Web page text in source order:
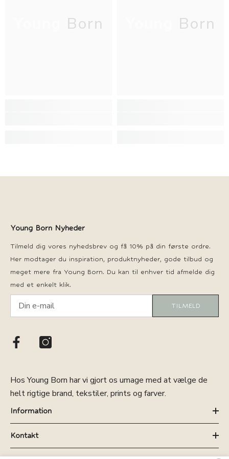
Young Born Young Born
Young Born Nyheder
Tilmeld dig vores nyhedsbrev og få 10% på din første ordre.
Her modtager du inspiration, produktnyheder, gode tilbud og
meget mere fra Young Born. Du kan til enhver tid afmelde dig
med et enkelt klik.
TILMELD
Hos Young Born har vi gjort os umage med at vælge de
helt rigtige brand, tekstiler, prints og farver.
Information
Kontakt